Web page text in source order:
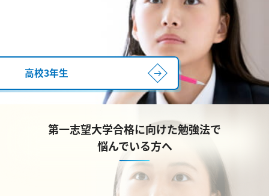
高校3年生
第一志望大学合格に向けた勉強法で
悩んでいる方へ